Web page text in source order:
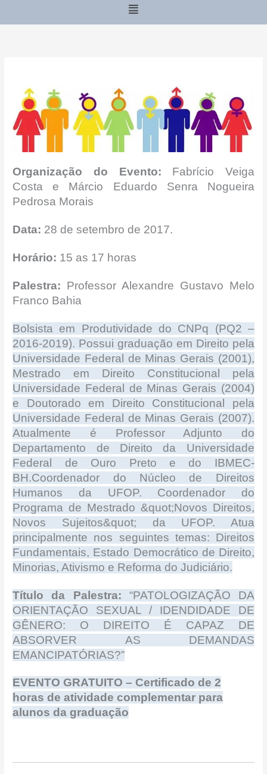
Menu
Organização do Evento: Fabrício Veiga
Costa e Márcio Eduardo Senra Nogueira
Pedrosa Morais
Data: 28 de setembro de 2017.
Horário: 15 as 17 horas
Palestra: Professor Alexandre Gustavo Melo
Franco Bahia
Bolsista em Produtividade do CNPq (PQ2 –
2016-2019). Possui graduação em Direito pela
Universidade Federal de Minas Gerais (2001),
Mestrado em Direito Constitucional pela
Universidade Federal de Minas Gerais (2004)
e Doutorado em Direito Constitucional pela
Universidade Federal de Minas Gerais (2007).
Atualmente é Professor Adjunto do
Departamento de Direito da Universidade
Federal de Ouro Preto e do IBMEC-
BH.Coordenador do Núcleo de Direitos
Humanos da UFOP. Coordenador do
Programa de Mestrado &quot;Novos Direitos,
Novos Sujeitos&quot; da UFOP. Atua
principalmente nos seguintes temas: Direitos
Fundamentais, Estado Democrático de Direito,
Minorias, Ativismo e Reforma do Judiciário.
Título da Palestra: “PATOLOGIZAÇÃO DA
ORIENTAÇÃO SEXUAL / IDENDIDADE DE
GÊNERO: O DIREITO É CAPAZ DE
ABSORVER AS DEMANDAS
EMANCIPATÓRIAS?”
EVENTO GRATUITO – Certificado de 2
horas de atividade complementar para
alunos da graduação